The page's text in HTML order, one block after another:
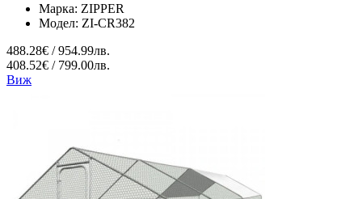
Марка: ZIPPER
Модел: ZI-CR382
488.28€ / 954.99лв.
408.52€ / 799.00лв.
Виж